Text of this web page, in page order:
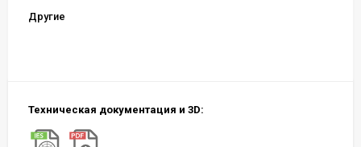
Другие
Техническая документация и 3D: